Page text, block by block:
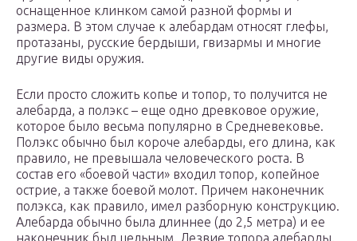
оснащенное клинком самой разной формы и
размера. В этом случае к алебардам относят глефы,
протазаны, русские бердыши, гвизармы и многие
другие виды оружия.
Если просто сложить копье и топор, то получится не
алебарда, а полэкс – еще одно древковое оружие,
которое было весьма популярно в Средневековье.
Полэкс обычно был короче алебарды, его длина, как
правило, не превышала человеческого роста. В
состав его «боевой части» входил топор, копейное
острие, а также боевой молот. Причем наконечник
полэкса, как правило, имел разборную конструкцию.
Алебарда обычно была длиннее (до 2,5 метра) и ее
наконечник был цельным. Лезвие топора алебарды,